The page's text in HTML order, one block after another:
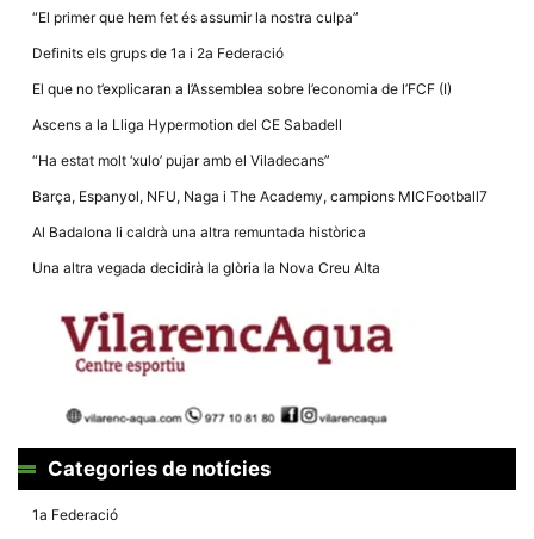
“El primer que hem fet és assumir la nostra culpa”
Definits els grups de 1a i 2a Federació
El que no t’explicaran a l’Assemblea sobre l’economia de l’FCF (I)
Ascens a la Lliga Hypermotion del CE Sabadell
“Ha estat molt ‘xulo’ pujar amb el Viladecans”
Barça, Espanyol, NFU, Naga i The Academy, campions MICFootball7
Al Badalona li caldrà una altra remuntada històrica
Una altra vegada decidirà la glòria la Nova Creu Alta
Categories de notícies
1a Federació
dades
estadístiques
del lloc web
per a millorar
la funcionalitat
i la seva
estructura.
Experiència
Alguns
emmagatzemen
dades en el seu
lloc funcioni tan
bé com sigui